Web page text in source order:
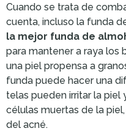
Cuando se trata de
cuenta, incluso la funda
la mejor funda de
para mantener a raya los
una piel propensa a
funda puede hacer una
telas pueden irritar la piel
células muertas de la
del acné.